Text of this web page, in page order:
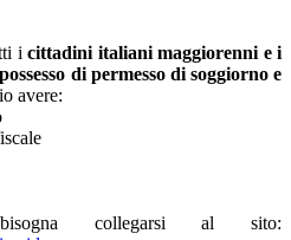
i cittadini italiani maggiorenni e i
di permesso di soggiorno e
avere:
collegarsi al sito: